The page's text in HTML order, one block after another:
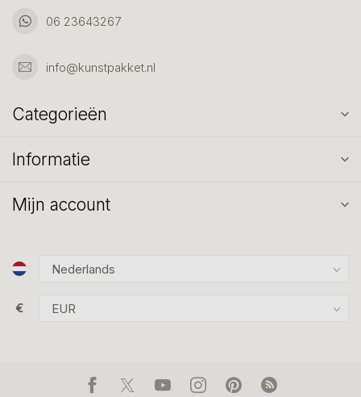
06 23643267
info@kunstpakket.nl
Categorieën
Informatie
Mijn account
€